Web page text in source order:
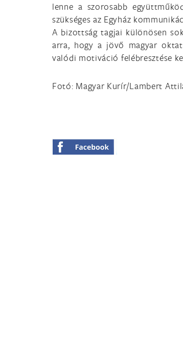
lenne a szorosabb
szükséges az Egyház
A bizottság tagjai különösen
arra, hogy a jövő magyar
valódi motiváció felébresztése
Fotó: Magyar Kurír/Lambert